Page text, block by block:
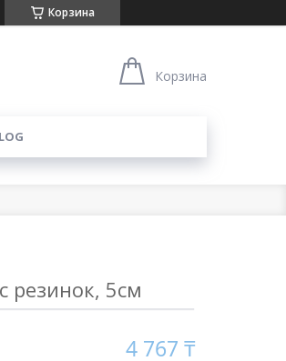
Корзина
Корзина
резинок, 5см
4 767 ₸